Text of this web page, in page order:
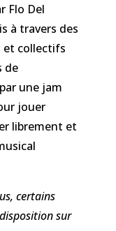
Flo Del
à travers des
et collectifs
de
une jam
jouer
librement et
certains
sur